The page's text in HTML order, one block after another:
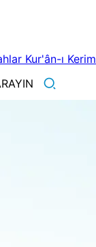
Kur'ân-ı Kerim